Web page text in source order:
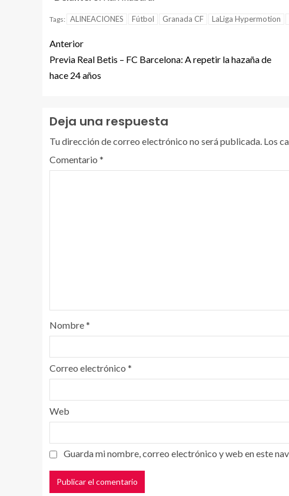
Tags: ALINEACIONES Fútbol Granada CF LaLiga Hypermotion
Anterior
Previa Real Betis – FC Barcelona: A repetir la hazaña de
hace 24 años
Deja una respuesta
Tu dirección de correo electrónico no será publicada. Los
Comentario *
Nombre*
Correo electrónico *
Web
Guarda mi nombre, correo electrónico y web en este